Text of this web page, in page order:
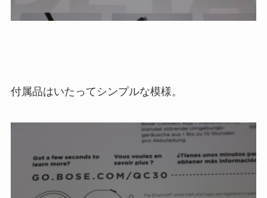
付属品はいたってシンプルな模様。